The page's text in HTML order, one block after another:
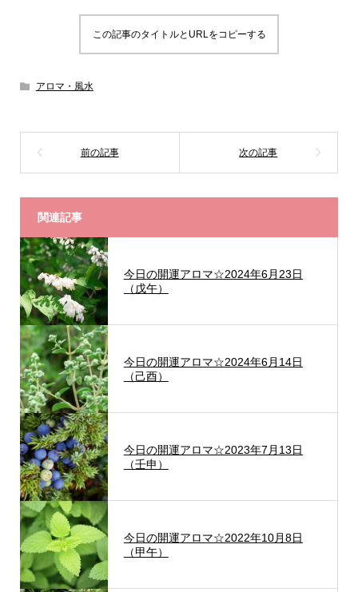
この記事のタイトルとURLをコピーする
アロマ・風水
関連記事
今日の開運アロマ☆2024年6月23日
（戊午）
今日の開運アロマ☆2024年6月14日
（己酉）
今日の開運アロマ☆2023年7月13日
（壬申）
今日の開運アロマ☆2022年10月8日
（甲午）